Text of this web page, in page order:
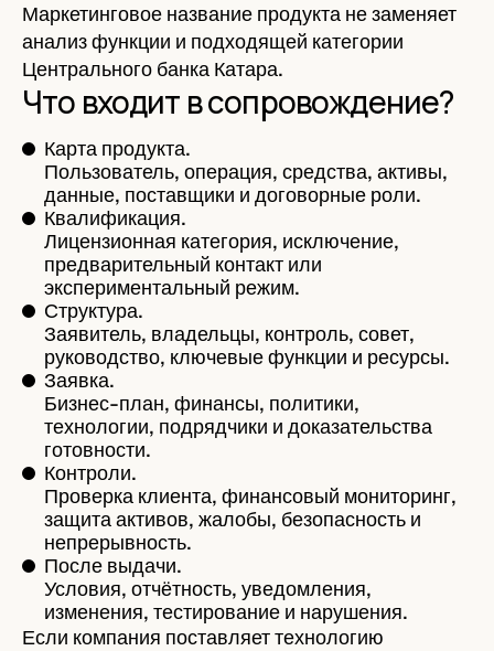
Маркетинговое название продукта не заменяет
анализ функции и подходящей категории
Центрального банка Катара.
Что входит в сопровождение?
Карта продукта.
Пользователь, операция, средства, активы,
данные, поставщики и договорные роли.
Квалификация.
Лицензионная категория, исключение,
предварительный контакт или
экспериментальный режим.
Структура.
Заявитель, владельцы, контроль, совет,
руководство, ключевые функции и ресурсы.
Заявка.
Бизнес-план, финансы, политики,
технологии, подрядчики и доказательства
готовности.
Контроли.
Проверка клиента, финансовый мониторинг,
защита активов, жалобы, безопасность и
непрерывность.
После выдачи.
Условия, отчётность, уведомления,
изменения, тестирование и нарушения.
Если компания поставляет технологию